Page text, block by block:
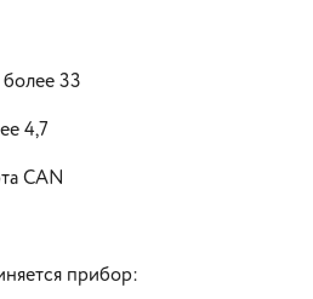
33
4,7
CAN
прибор: